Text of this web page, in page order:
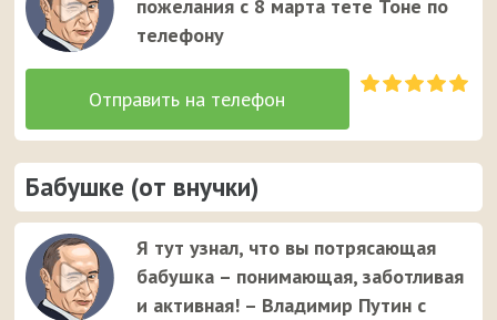
пожелания с 8 марта тете Тоне по
телефону
Бабушке (от внучки)
Я тут узнал, что вы потрясающая
бабушка – понимающая, заботливая
и активная! – Владимир Путин с